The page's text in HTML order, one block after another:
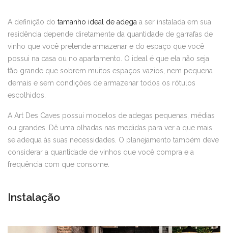
A definição do tamanho ideal de adega a ser instalada em sua
residência depende diretamente da quantidade de garrafas de
vinho que você pretende armazenar e do espaço que você
possui na casa ou no apartamento. O ideal é que ela não seja
tão grande que sobrem muitos espaços vazios, nem pequena
demais e sem condições de armazenar todos os rótulos
escolhidos.
A Art Des Caves possui modelos de adegas pequenas, médias
ou grandes. Dê uma olhadas nas medidas para ver a que mais
se adequa às suas necessidades. O planejamento também deve
considerar a quantidade de vinhos que você compra e a
frequência com que consome.
Instalação